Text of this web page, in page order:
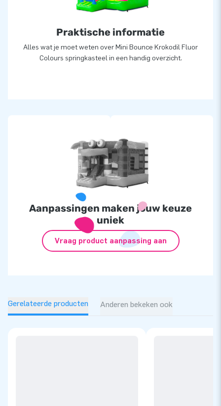
Praktische informatie
Alles wat je moet weten over Mini Bounce Krokodil Fluor
Colours springkasteel in een handig overzicht.
Aanpassingen maken jouw keuze
uniek
Vraag product aanpassing aan
Gerelateerde producten Anderen bekeken ook